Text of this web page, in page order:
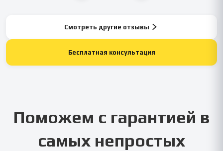
Смотреть другие отзывы
Бесплатная консультация
Поможем с гарантией в
самых непростых